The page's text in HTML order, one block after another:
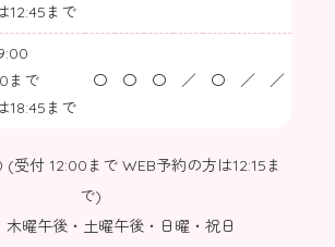
12:45まで
まで
18:45まで
〇 〇 〇 ／ 〇 ／ ／
付 12:00まで WEB予約の方は12:15ま
で)
木曜午後・土曜午後・日曜・祝日